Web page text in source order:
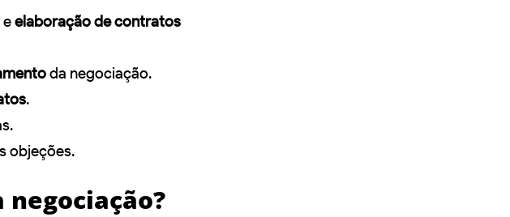
elaboração de contratos
da negociação.
.
objeções.